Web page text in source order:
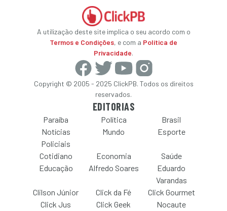
A utilização deste site implica o seu acordo com o
Termos e Condições, e com a Política de
Privacidade.
Copyright © 2005 - 2025 ClickPB. Todos os direitos
reservados.
EDITORIAS
Paraíba Política
Brasil
Notícias
Policiais
Mundo Esporte
Cotidiano Economia
Saúde
Educação
Alfredo Soares
Eduardo
Varandas
Clilson Júnior
Click da Fé
Click Gourmet
Click Jus
Click Geek Nocaute